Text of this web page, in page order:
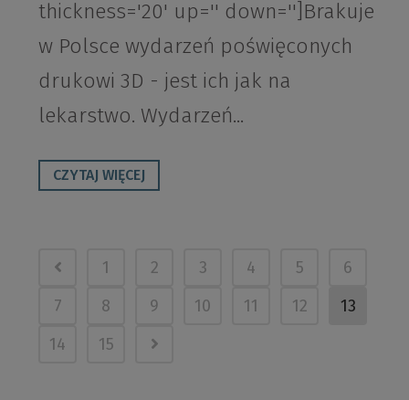
thickness='20' up='' down='']Brakuje
w Polsce wydarzeń poświęconych
drukowi 3D - jest ich jak na
lekarstwo. Wydarzeń...
CZYTAJ WIĘCEJ
1 2 3 4 5
6
7
8 9 10 11 12
13
14
15